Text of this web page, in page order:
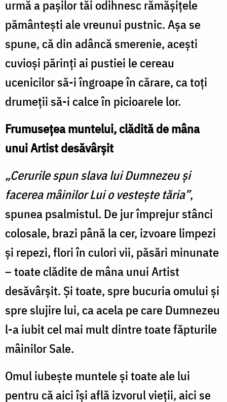
urmă a pașilor tăi odihnesc rămășițele
pământești ale vreunui pustnic. Așa se
spune, că din adâncă smerenie, acești
cuvioși părinți ai pustiei le cereau
ucenicilor să-i îngroape în cărare, ca toți
drumeții să-i calce în picioarele lor.
Frumusețea muntelui, clădită de mâna
unui Artist desăvârșit
„Cerurile spun slava lui Dumnezeu și
facerea mâinilor Lui o vestește tăria”,
spunea psalmistul. De jur împrejur stânci
colosale, brazi până la cer, izvoare limpezi
și repezi, flori în culori vii, păsări minunate
– toate clădite de mâna unui Artist
desăvârșit. Și toate, spre bucuria omului și
spre slujire lui, ca acela pe care Dumnezeu
l-a iubit cel mai mult dintre toate făpturile
mâinilor Sale.
Omul iubește muntele și toate ale lui
pentru că aici își află izvorul vieții, aici se